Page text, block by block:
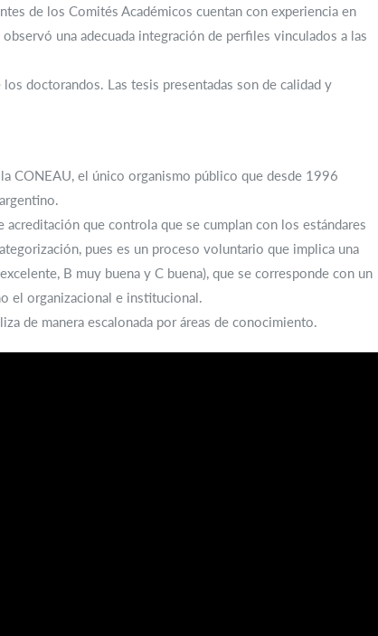
de los Comités Académicos cuentan con experiencia en
una adecuada integración de perfiles vinculados a las
doctorandos. Las tesis presentadas son de calidad y
CONEAU, el único organismo público que desde 1996
que controla que se cumplan con los estándares
pues es un proceso voluntario que implica una
B muy buena y C buena), que se corresponde con un
el organizacional e institucional.
de manera escalonada por áreas de conocimiento.